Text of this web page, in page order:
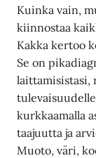
Kuinka vain,
kiinnostaa
Kakka kertoo
Se on
laittamisistasi,
kurkkaamalla
taajuutta ja
Muoto, väri,